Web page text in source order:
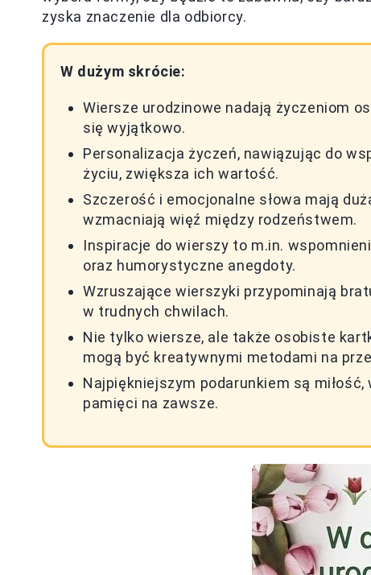
zyska znaczenie dla odbiorcy.
W dużym skrócie:
Wiersze urodzinowe nadają życzeniom
się wyjątkowo.
Personalizacja życzeń, nawiązując do
życiu, zwiększa ich wartość.
Szczerość i emocjonalne słowa mają
wzmacniają więź między rodzeństwem.
Inspiracje do wierszy to m.in.
oraz humorystyczne anegdoty.
Wzruszające wierszyki przypominają
w trudnych chwilach.
Nie tylko wiersze, ale także osobiste
mogą być kreatywnymi metodami na
Najpiękniejszym podarunkiem są
pamięci na zawsze.